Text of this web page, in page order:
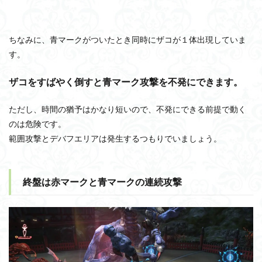
ちなみに、青マークがついたとき同時にザコが１体出現していま
す。
ザコをすばやく倒すと青マーク攻撃を不発にできます。
ただし、時間の猶予はかなり短いので、不発にできる前提で動く
のは危険です。
範囲攻撃とデバフエリアは発生するつもりでいましょう。
終盤は赤マークと青マークの連続攻撃